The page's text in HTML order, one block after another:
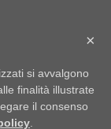
×
si avvalgono
finalità illustrate
il consenso